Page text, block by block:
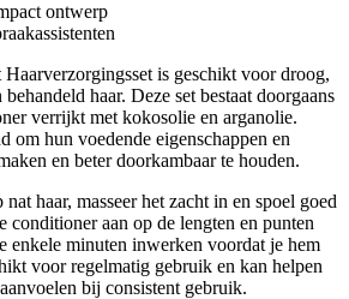
ontwerp
is geschikt voor droog,
haar. Deze set bestaat doorgaans
verrijkt met kokosolie en arganolie.
om hun voedende eigenschappen en
en beter doorkambaar te houden.
haar, masseer het zacht in en spoel goed
conditioner aan op de lengten en punten
enkele minuten inwerken voordat je hem
voor regelmatig gebruik en kan helpen
bij consistent gebruik.